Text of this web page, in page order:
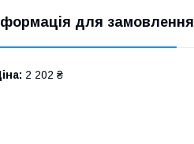
для замовлення
2 202 ₴